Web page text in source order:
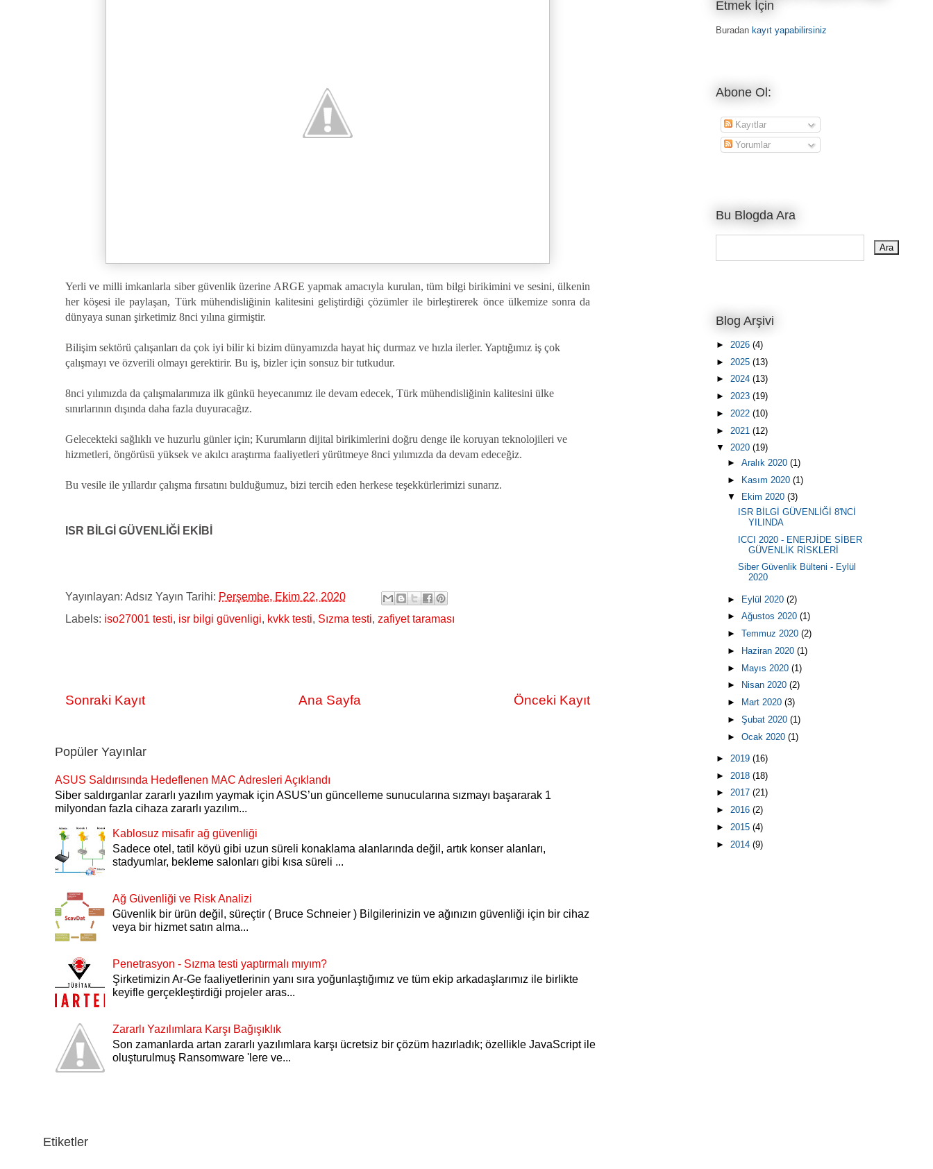
Yerli ve milli imkanlarla siber güvenlik üzerine ARGE yapmak amacıyla kurulan, tüm bilgi birikimini ve sesini, ülkenin
her köşesi ile paylaşan, Türk mühendisliğinin kalitesini geliştirdiği çözümler ile birleştirerek önce ülkemize sonra da
dünyaya sunan şirketimiz 8nci yılına girmiştir.
Bilişim sektörü çalışanları da çok iyi bilir ki bizim dünyamızda hayat hiç durmaz ve hızla ilerler. Yaptığımız iş çok
çalışmayı ve özverili olmayı gerektirir. Bu iş, bizler için sonsuz bir tutkudur.
8nci yılımızda da çalışmalarımıza ilk günkü heyecanımız ile devam edecek, Türk mühendisliğinin kalitesini ülke
sınırlarının dışında daha fazla duyuracağız.
Gelecekteki sağlıklı ve huzurlu günler için; Kurumların dijital birikimlerini doğru denge ile koruyan teknolojileri ve
hizmetleri, öngörüsü yüksek ve akılcı araştırma faaliyetleri yürütmeye 8nci yılımızda da devam edeceğiz.
Bu vesile ile yıllardır çalışma fırsatını bulduğumuz, bizi tercih eden herkese teşekkürlerimizi sunarız.
ISR BİLGİ GÜVENLİĞİ EKİBİ
Yayınlayan: Adsız Yayın Tarihi: Perşembe, Ekim 22, 2020
Labels: iso27001 testi, isr bilgi güvenligi, kvkk testi, Sızma testi, zafiyet taraması
Sonraki Kayıt Önceki Kayıt
Ana Sayfa
Popüler Yayınlar
ASUS Saldırısında Hedeflenen MAC Adresleri Açıklandı
Siber saldırganlar zararlı yazılım yaymak için ASUS’un güncelleme sunucularına sızmayı başararak 1
milyondan fazla cihaza zararlı yazılım...
Kablosuz misafir ağ güvenliği
Sadece otel, tatil köyü gibi uzun süreli konaklama alanlarında değil, artık konser alanları,
stadyumlar, bekleme salonları gibi kısa süreli ...
Ağ Güvenliği ve Risk Analizi
Güvenlik bir ürün değil, süreçtir ( Bruce Schneier ) Bilgilerinizin ve ağınızın güvenliği için bir cihaz
veya bir hizmet satın alma...
Penetrasyon - Sızma testi yaptırmalı mıyım?
Şirketimizin Ar-Ge faaliyetlerinin yanı sıra yoğunlaştığımız ve tüm ekip arkadaşlarımız ile birlikte
keyifle gerçekleştirdiği projeler aras...
Zararlı Yazılımlara Karşı Bağışıklık
Son zamanlarda artan zararlı yazılımlara karşı ücretsiz bir çözüm hazırladık; özellikle JavaScript ile
oluşturulmuş Ransomware 'lere ve...
Etmek İçin
Buradan kayıt yapabilirsiniz
Abone Ol:
Kayıtlar
Yorumlar
Bu Blogda Ara
Blog Arşivi
► 2026 (4)
► 2025 (13)
► 2024 (13)
► 2023 (19)
► 2022 (10)
► 2021 (12)
▼ 2020 (19)
► Aralık 2020 (1)
► Kasım 2020 (1)
▼
Ekim 2020 (3)
ISR BİLGİ GÜVENLİĞİ 8'NCİ
YILINDA
ICCI 2020 - ENERJİDE SİBER
GÜVENLİK RİSKLERİ
Siber Güvenlik Bülteni - Eylül
2020
► Eylül 2020 (2)
► Ağustos 2020 (1)
► Temmuz 2020 (2)
►
Haziran 2020 (1)
► Mayıs 2020 (1)
►
Nisan 2020 (2)
►
Mart 2020 (3)
► Şubat 2020 (1)
► Ocak 2020 (1)
► 2019 (16)
► 2018 (18)
► 2017 (21)
► 2016 (2)
► 2015 (4)
► 2014 (9)
Etiketler